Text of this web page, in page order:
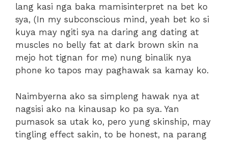
lang kasi nga baka mamisinterpret na bet ko
sya, (In my subconscious mind, yeah bet ko si
kuya may ngiti sya na daring ang dating at
muscles no belly fat at dark brown skin na
mejo hot tignan for me) nung binalik nya
phone ko tapos may paghawak sa kamay ko.
Naimbyerna ako sa simpleng hawak nya at
nagsisi ako na kinausap ko pa sya. Yan
pumasok sa utak ko, pero yung skinship, may
tingling effect sakin, to be honest, na parang